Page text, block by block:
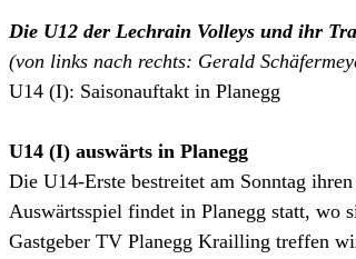
Die U12 der Lechrain Volleys und ihr
(von links nach rechts: Gerald
U14 (I): Saisonauftakt in Planegg
U14 (I) auswärts in Planegg
Die U14-Erste bestreitet am Sonntag
Auswärtsspiel findet in Planegg statt, wo
Gastgeber TV Planegg Krailling treffen